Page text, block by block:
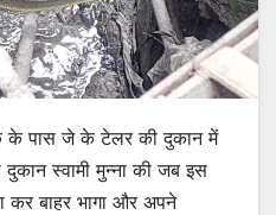
के पास जे के टेलर की दुकान में
स्वामी मुन्ना की जब इस
कर बाहर भागा और अपने